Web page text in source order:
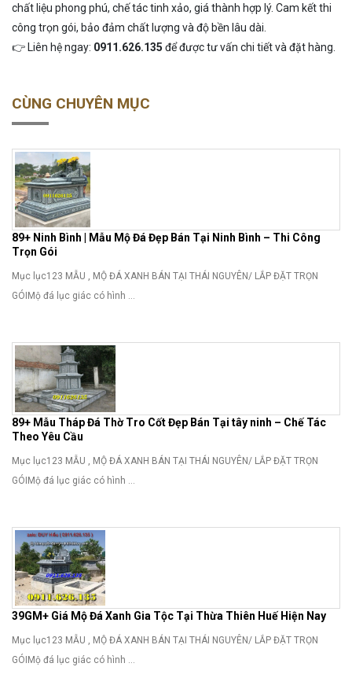
chất liệu phong phú, chế tác tinh xảo, giá thành hợp lý. Cam kết thi
công trọn gói, bảo đảm chất lượng và độ bền lâu dài.
👉 Liên hệ ngay: 0911.626.135 để được tư vấn chi tiết và đặt hàng.
CÙNG CHUYÊN MỤC
89+ Ninh Bình | Mẫu Mộ Đá Đẹp Bán Tại Ninh Bình – Thi Công
Trọn Gói
Mục lục123 MẪU , MỘ ĐÁ XANH BÁN TẠI THÁI NGUYÊN/ LẮP ĐẶT TRỌN
GÓIMộ đá lục giác có hình ...
89+ Mẫu Tháp Đá Thờ Tro Cốt Đẹp Bán Tại tây ninh – Chế Tác
Theo Yêu Cầu
Mục lục123 MẪU , MỘ ĐÁ XANH BÁN TẠI THÁI NGUYÊN/ LẮP ĐẶT TRỌN
GÓIMộ đá lục giác có hình ...
39GM+ Giá Mộ Đá Xanh Gia Tộc Tại Thừa Thiên Huế Hiện Nay
Mục lục123 MẪU , MỘ ĐÁ XANH BÁN TẠI THÁI NGUYÊN/ LẮP ĐẶT TRỌN
GÓIMộ đá lục giác có hình ...